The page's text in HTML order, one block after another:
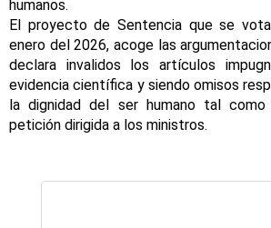
humanos.
El proyecto de Sentencia que se
enero del 2026, acoge las
declara invalidos los artículos
evidencia científica y siendo omisos
la dignidad del ser humano tal
petición dirigida a los ministros.